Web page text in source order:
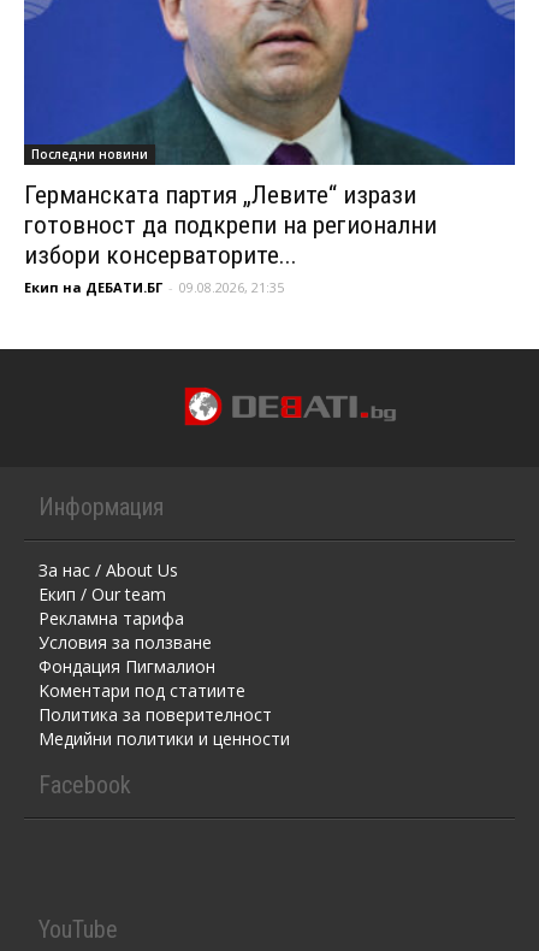
Последни новини
Германската партия „Левите“ изрази
готовност да подкрепи на регионални
избори консерваторите...
Екип на ДЕБАТИ.БГ - 09.08.2026, 21:35
Информация
За нас / About Us
Екип / Our team
Рекламна тарифа
Условия за ползване
Фондация Пигмалион
Kоментaри под статиите
Политика за поверителност
Медийни политики и ценности
Facebook
YouTube